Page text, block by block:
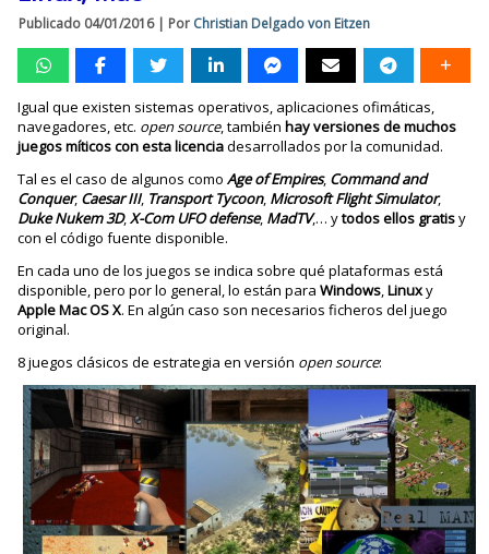
Publicado 04/01/2016| Por Christian Delgado von Eitzen
Igual que existen sistemas operativos, aplicaciones ofimáticas,
navegadores, etc. open source, tambiénhay versiones de muchos
juegos míticos con esta licenciadesarrollados por la comunidad.
Tal es el caso de algunos comoAge of Empires, Command and
Conquer, Caesar III, Transport Tycoon, Microsoft Flight Simulator,
Duke Nukem 3D,X-Com UFO defense, MadTV,… ytodos ellos gratisy
con el código fuente disponible.
En cada uno de los juegos se indica sobre qué plataformas está
disponible, pero por lo general, lo están paraWindows,Linuxy
Apple MacOS X. En algún caso son necesarios ficheros del juego
original.
8 juegos clásicos de estrategia en versión open source: